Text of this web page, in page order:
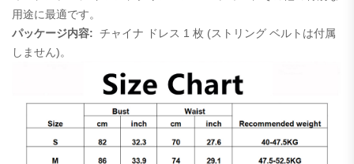
用途に最適です。
パッケージ内容: チャイナ ドレス 1 枚 (ストリング ベルトは付属
しません)。